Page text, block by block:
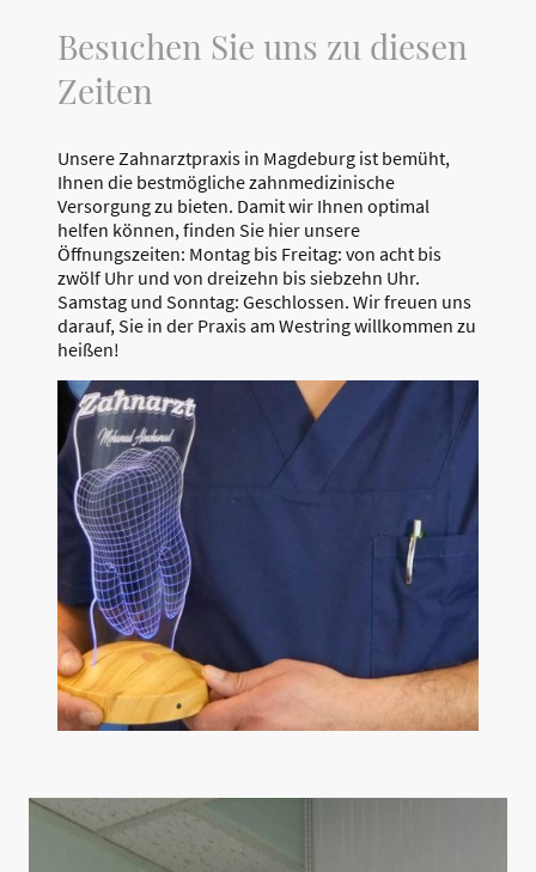
Besuchen Sie uns zu diesen
Zeiten
Unsere Zahnarztpraxis in Magdeburg ist bemüht,
Ihnen die bestmögliche zahnmedizinische
Versorgung zu bieten. Damit wir Ihnen optimal
helfen können, finden Sie hier unsere
Öffnungszeiten: Montag bis Freitag: von acht bis
zwölf Uhr und von dreizehn bis siebzehn Uhr.
Samstag und Sonntag: Geschlossen. Wir freuen uns
darauf, Sie in der Praxis am Westring willkommen zu
heißen!